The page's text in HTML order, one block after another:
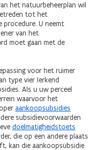
het natuurbeheerplan wil
tot het
procedure. U neemt
van het
moet gaan met de
voor het ruimer
type vier (erkend
Als u uw perceel
waarvoor het
aankoopsubsidies
subsidievoorwaarden
doelmatigheidstoets
die op een andere plaats
kan die aankoopsubsidie